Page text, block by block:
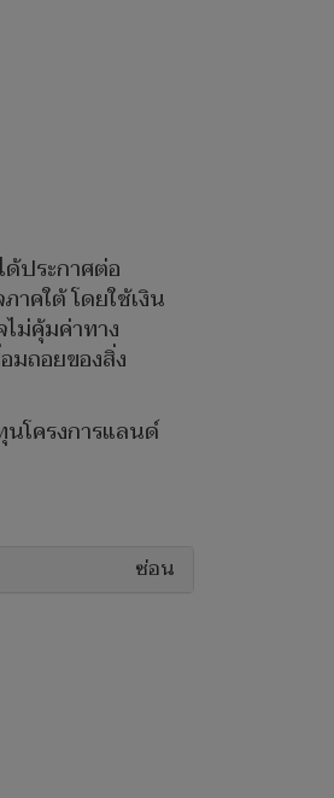
ประกาศต่อ
คใต้ โดยใช้เงิน
ม่คุ้มค่าทาง
มถอยของสิ่ง
โครงการแลนด์
ซ่อน